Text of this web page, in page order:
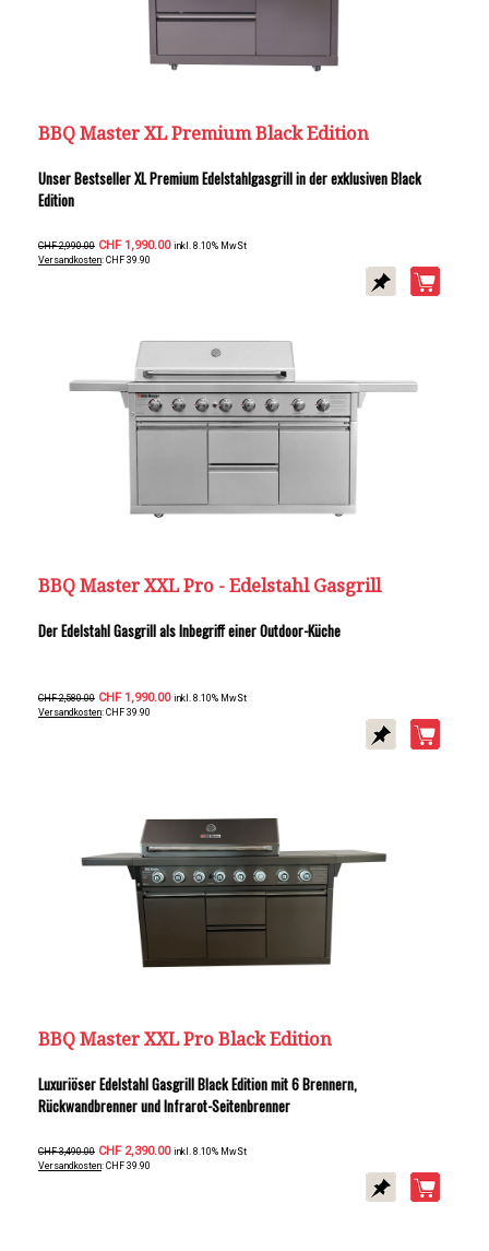
BBQ Master XL Premium Black Edition
Unser Bestseller XL Premium Edelstahlgasgrill in der exklusiven Black
Edition
CHF 2,990.00 CHF 1,990.00 inkl. 8.10% MwSt
Versandkosten: CHF 39.90
BBQ Master XXL Pro - Edelstahl Gasgrill
Der Edelstahl Gasgrill als Inbegriff einer Outdoor-Küche
CHF 2,580.00 CHF 1,990.00 inkl. 8.10% MwSt
Versandkosten: CHF 39.90
BBQ Master XXL Pro Black Edition
Luxuriöser Edelstahl Gasgrill Black Edition mit 6 Brennern,
Rückwandbrenner und Infrarot-Seitenbrenner
CHF 3,490.00 CHF 2,390.00 inkl. 8.10% MwSt
Versandkosten: CHF 39.90